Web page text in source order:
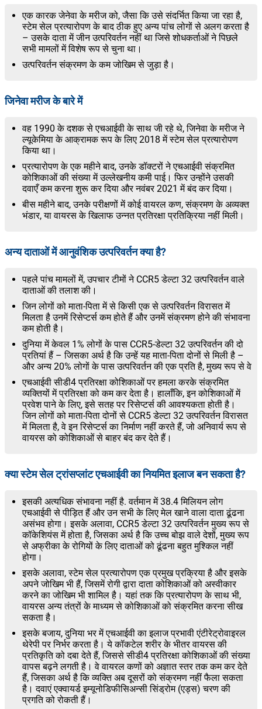
एक कारक जेनेवा के मरीज को, जैसा कि उसे संदर्भित किया जा रहा है,
स्टेम सेल प्रत्यारोपण के बाद ठीक हुए अन्य पांच लोगों से अलग करता है
– उसके दाता में जीन उत्परिवर्तन नहीं था जिसे शोधकर्ताओं ने पिछले
सभी मामलों में विशेष रूप से चुना था।
उत्परिवर्तन संक्रमण के कम जोखिम से जुड़ा है।
जिनेवा मरीज के बारे में
वह 1990 के दशक से एचआईवी के साथ जी रहे थे, जिनेवा के मरीज ने
ल्यूकेमिया के आक्रामक रूप के लिए 2018 में स्टेम सेल प्रत्यारोपण
किया था।
प्रत्यारोपण के एक महीने बाद, उनके डॉक्टरों ने एचआईवी संक्रमित
कोशिकाओं की संख्या में उल्लेखनीय कमी पाई। फिर उन्होंने उसकी
दवाएँ कम करना शुरू कर दिया और नवंबर 2021 में बंद कर दिया।
बीस महीने बाद, उनके परीक्षणों में कोई वायरल कण, संक्रमण के अव्यक्त
भंडार, या वायरस के खिलाफ उन्नत प्रतिरक्षा प्रतिक्रिया नहीं मिली।
अन्य दाताओं में आनुवंशिक उत्परिवर्तन क्या है?
पहले पांच मामलों में, उपचार टीमों ने CCR5 डेल्टा 32 उत्परिवर्तन वाले
दाताओं की तलाश की।
जिन लोगों को माता-पिता में से किसी एक से उत्परिवर्तन विरासत में
मिलता है उनमें रिसेप्टर्स कम होते हैं और उनमें संक्रमण होने की संभावना
कम होती है।
दुनिया में केवल 1% लोगों के पास CCR5-डेल्टा 32 उत्परिवर्तन की दो
प्रतियां हैं – जिसका अर्थ है कि उन्हें यह माता-पिता दोनों से मिली है –
और अन्य 20% लोगों के पास उत्परिवर्तन की एक प्रति है, मुख्य रूप से वे
एचआईवी सीडी4 प्रतिरक्षा कोशिकाओं पर हमला करके संक्रमित
व्यक्तियों में प्रतिरक्षा को कम कर देता है। हालाँकि, इन कोशिकाओं में
प्रवेश पाने के लिए, इसे सतह पर रिसेप्टर्स की आवश्यकता होती है।
जिन लोगों को माता-पिता दोनों से CCR5 डेल्टा 32 उत्परिवर्तन विरासत
में मिलता है, वे इन रिसेप्टर्स का निर्माण नहीं करते हैं, जो अनिवार्य रूप से
वायरस को कोशिकाओं से बाहर बंद कर देते हैं।
क्या स्टेम सेल ट्रांसप्लांट एचआईवी का नियमित इलाज बन सकता है?
इसकी अत्यधिक संभावना नहीं है. वर्तमान में 38.4 मिलियन लोग
एचआईवी से पीड़ित हैं और उन सभी के लिए मेल खाने वाला दाता ढूंढना
असंभव होगा। इसके अलावा, CCR5 डेल्टा 32 उत्परिवर्तन मुख्य रूप से
कॉकेशियंस में होता है, जिसका अर्थ है कि उच्च बोझ वाले देशों, मुख्य रूप
से अफ्रीका के रोगियों के लिए दाताओं को ढूंढना बहुत मुश्किल नहीं
होगा।
इसके अलावा, स्टेम सेल प्रत्यारोपण एक प्रमुख प्रक्रिया है और इसके
अपने जोखिम भी हैं, जिसमें रोगी द्वारा दाता कोशिकाओं को अस्वीकार
करने का जोखिम भी शामिल है। यहां तक कि प्रत्यारोपण के साथ भी,
वायरस अन्य तंत्रों के माध्यम से कोशिकाओं को संक्रमित करना सीख
सकता है।
इसके बजाय, दुनिया भर में एचआईवी का इलाज प्रभावी एंटीरेट्रोवाइरल
थेरेपी पर निर्भर करता है। ये कॉकटेल शरीर के भीतर वायरस की
प्रतिकृति को दबा देते हैं, जिससे सीडी4 प्रतिरक्षा कोशिकाओं की संख्या
वापस बढ़ने लगती है। वे वायरल कणों को अज्ञात स्तर तक कम कर देते
हैं, जिसका अर्थ है कि व्यक्ति अब दूसरों को संक्रमण नहीं फैला सकता
है। दवाएं एक्वायर्ड इम्यूनोडिफीसिअन्सी सिंड्रोम (एड्स) चरण की
प्रगति को रोकती हैं।